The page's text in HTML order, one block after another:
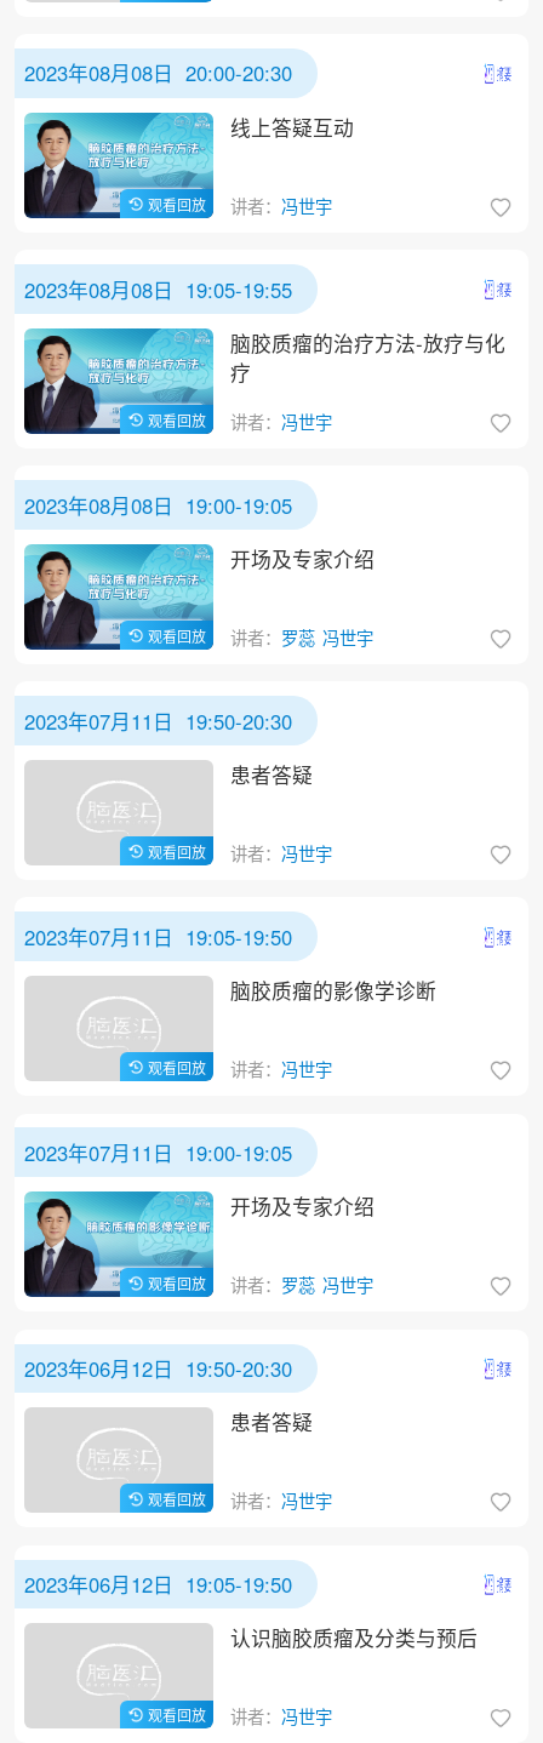
2023年08月08日 20:00-20:30
观看回放
线上答疑互动
讲者： 冯世宇
2023年08月08日 19:05-19:55
观看回放
脑胶质瘤的治疗方法-放疗与化
疗
讲者： 冯世宇
2023年08月08日 19:00-19:05
观看回放
开场及专家介绍
讲者： 罗蕊 冯世宇
2023年07月11日 19:50-20:30
观看回放
患者答疑
讲者： 冯世宇
2023年07月11日 19:05-19:50
观看回放
脑胶质瘤的影像学诊断
讲者： 冯世宇
2023年07月11日 19:00-19:05
观看回放
开场及专家介绍
讲者： 罗蕊 冯世宇
2023年06月12日 19:50-20:30
观看回放
患者答疑
讲者： 冯世宇
2023年06月12日 19:05-19:50
观看回放
认识脑胶质瘤及分类与预后
讲者： 冯世宇